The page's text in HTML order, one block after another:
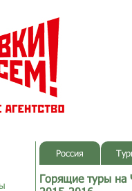
Россия
Горящие туры на